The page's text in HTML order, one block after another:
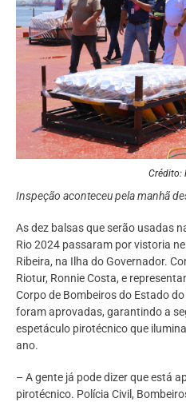
Crédito:
Inspeção aconteceu pela manhã
As dez balsas que serão usadas
Rio 2024 passaram por vistoria
Ribeira, na Ilha do Governador.
Riotur, Ronnie Costa, e
Corpo de Bombeiros do Estado
foram aprovadas, garantindo a
espetáculo pirotécnico que
ano.
– A gente já pode dizer que está
pirotécnico. Polícia Civil,